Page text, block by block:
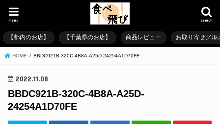
search
menu
【都内のお店】 【千葉県のお店】 商品レビュー お取り寄せグル
HOME BBDC921B-320C-4B8A-A25D-24254A1D70FE
2022.11.08
BBDC921B-320C-4B8A-A25D-
24254A1D70FE